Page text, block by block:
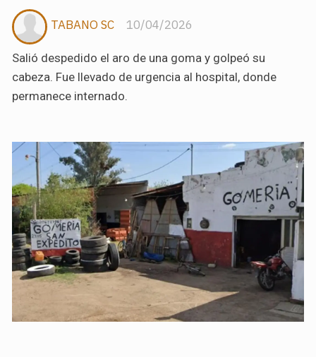
Salió despedido el aro de una goma y golpeó su
cabeza. Fue llevado de urgencia al hospital, donde
permanece internado.
10/04/2026
TABANO SC